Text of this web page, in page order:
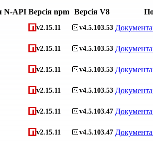
N-API Версія npm Версія V8
v2.15.11 v4.5.103.53
v2.15.11 v4.5.103.53
v2.15.11 v4.5.103.53
v2.15.11 v4.5.103.53
v2.15.11 v4.5.103.47
v2.15.11 v4.5.103.47